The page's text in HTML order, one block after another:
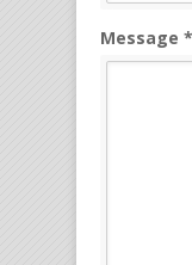
Message *